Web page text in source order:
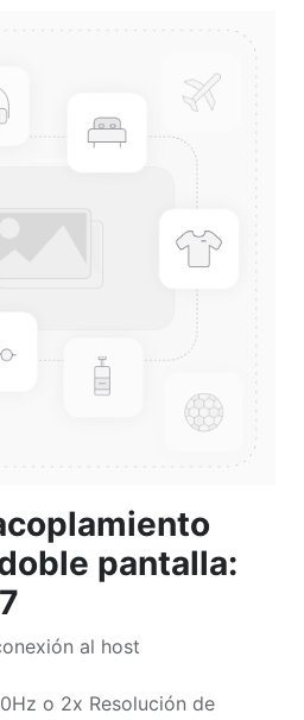
pantalla:
al host
o 2x Resolución de